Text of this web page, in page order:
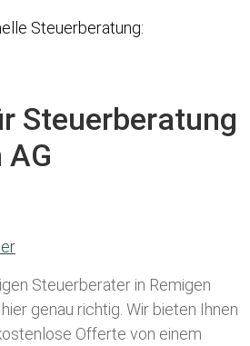
Steuerberatung:
Steuerberatung
AG
Steuerberater in Remigen
genau richtig. Wir bieten Ihnen
Offerte von einem